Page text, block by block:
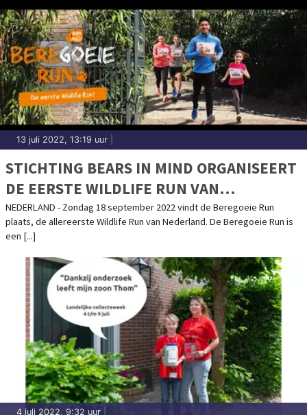
13 juli 2022, 13:19 uur
STICHTING BEARS IN MIND ORGANISEERT
DE EERSTE WILDLIFE RUN VAN
NEDERLAND
NEDERLAND - Zondag 18 september 2022 vindt de Beregoeie Run
plaats, de allereerste Wildlife Run van Nederland. De Beregoeie Run is
een [...]
4 juli 2022, 9:32 uur